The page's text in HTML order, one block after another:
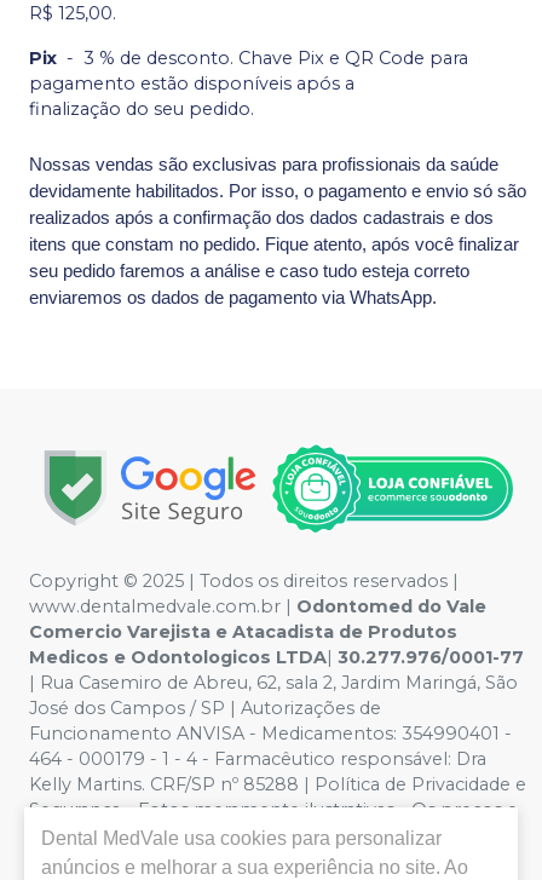
R$ 125,00.
Pix - 3 % de desconto. Chave Pix e QR Code para
pagamento estão disponíveis após a
finalização do seu pedido.
Nossas vendas são exclusivas para profissionais da saúde
devidamente habilitados. Por isso, o pagamento e envio só são
realizados após a confirmação dos dados cadastrais e dos
itens que constam no pedido. Fique atento, após você finalizar
seu pedido faremos a análise e caso tudo esteja correto
enviaremos os dados de pagamento via WhatsApp.
Copyright © 2025 | Todos os direitos reservados |
www.dentalmedvale.com.br | Odontomed do Vale
Comercio Varejista e Atacadista de Produtos
Medicos e Odontologicos LTDA| 30.277.976/0001-77
| Rua Casemiro de Abreu, 62, sala 2, Jardim Maringá, São
José dos Campos / SP | Autorizações de
Funcionamento ANVISA - Medicamentos: 354990401 -
464 - 000179 - 1 - 4 - Farmacêutico responsável: Dra
Kelly Martins. CRF/SP nº 85288 | Política de Privacidade e
Segurança - Fotos meramente ilustrativas - Os preços e
condições da loja virtual estão sujeitos a alterações. Em
caso de divergência de preços no site, o valor válido é o
Dental MedVale usa cookies para personalizar
anúncios e melhorar a sua experiência no site. Ao